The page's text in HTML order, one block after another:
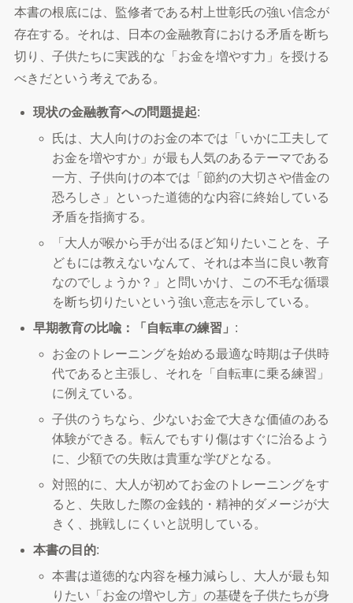
本書の根底には、監修者である村上世彰氏の強い信念が
存在する。それは、日本の金融教育における矛盾を断ち
切り、子供たちに実践的な「お金を増やす力」を授ける
べきだという考えである。
現状の金融教育への問題提起:
氏は、大人向けのお金の本では「いかに工夫して
お金を増やすか」が最も人気のあるテーマである
一方、子供向けの本では「節約の大切さや借金の
恐ろしさ」といった道徳的な内容に終始している
矛盾を指摘する。
「大人が喉から手が出るほど知りたいことを、子
どもには教えないなんて、それは本当に良い教育
なのでしょうか？」と問いかけ、この不毛な循環
を断ち切りたいという強い意志を示している。
早期教育の比喩：「自転車の練習」 :
お金のトレーニングを始める最適な時期は子供時
代であると主張し、それを「自転車に乗る練習」
に例えている。
子供のうちなら、少ないお金で大きな価値のある
体験ができる。転んでもすり傷はすぐに治るよう
に、少額での失敗は貴重な学びとなる。
対照的に、大人が初めてお金のトレーニングをす
ると、失敗した際の金銭的・精神的ダメージが大
きく、挑戦しにくいと説明している。
本書の目的:
本書は道徳的な内容を極力減らし、大人が最も知
りたい「お金の増やし方」の基礎を子供たちが身